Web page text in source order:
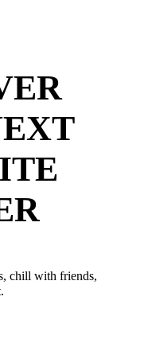
chill with friends,